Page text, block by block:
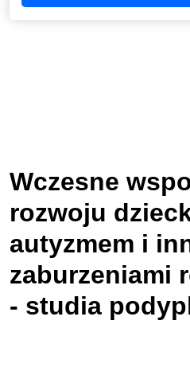
Wczesne
rozwoju
autyzmem i
zaburzeniami
- studia